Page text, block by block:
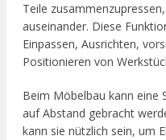
Teile
auseinander. Diese
Einpassen, Ausrichten,
Positionieren von
Beim Möbelbau kann eine
auf Abstand gebracht
kann sie nützlich sein, um